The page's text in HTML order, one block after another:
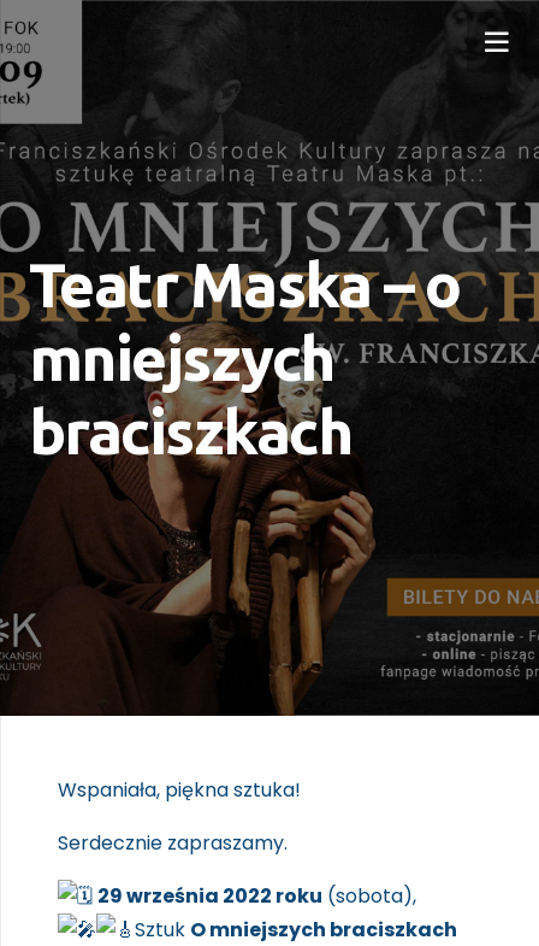
Teatr Maska – o
mniejszych
braciszkach
Wspaniała, piękna sztuka!
Serdecznie zapraszamy.
29 września 2022 roku (sobota),
Sztuk O mniejszych braciszkach